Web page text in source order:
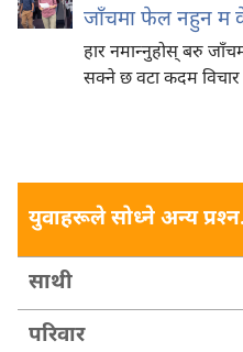
जाँचमा फेल नहुन म
हार नमान्‍नुहोस्‌ बरु
सक्ने छ वटा कदम विचार
युवाहरूले सोध्ने अन्य
साथी
परिवार